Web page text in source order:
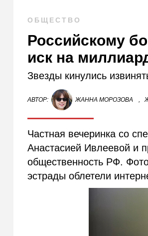
ОБЩЕСТВО
Российскому
иск на
Звезды кинулись
АВТОР: ЖАННА МОРОЗОВА ,
Частная вечеринка со
Анастасией Ивлеевой и
общественность РФ.
эстрады облетели